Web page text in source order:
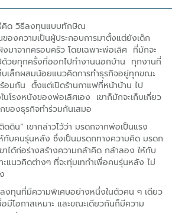
วิธีลงทุนแบบทักษิณ
ความเป็นผู้ประกอบการมาตั้งแต่ยังเด็ก
งมาจากครอบครัว โดยเฉพาะพ่อเลิศ ที่มักจะ
ด้วยทุกครั้งที่ออกไปทำงานนอกบ้าน ทุกงานที่
ล็กผสมน้อยแนวคิดการทำธุรกิจอยู่ทุกขณะ
อมกัน ตั้งแต่เปิดร้านกาแฟที่หน้าบ้าน ไป
นโรงหนังของพ่อเลิศเอง เขาก็มักจะเก็บเกี่ยว
องธุรกิจทำร่วมกันเสมอ
ดิน” เขากล่าวไว้ว่า มรดกจากพ่อเป็นแรง
ห้กับคนรุ่นหลัง ซึ่งเป็นมรดกทางความคิด มรดก
าได้ก่อร่างสร้างความกล้าคิด กล้าลอง ให้กับ
ะแนวคิดต่างๆ ที่จะทุ่มเททำเพื่อคนรุ่นหลัง ไม่
ทุนที่มีความพิเศษอย่างหนึ่งในตัวคน ๆ เดียว
มีโอกาสเหมาะ และขณะเดียวกันก็มีความ